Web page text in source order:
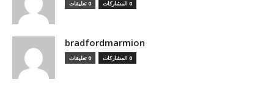
0 المشاركات 0 تعليقات
bradfordmarmion
0 المشاركات 0 تعليقات